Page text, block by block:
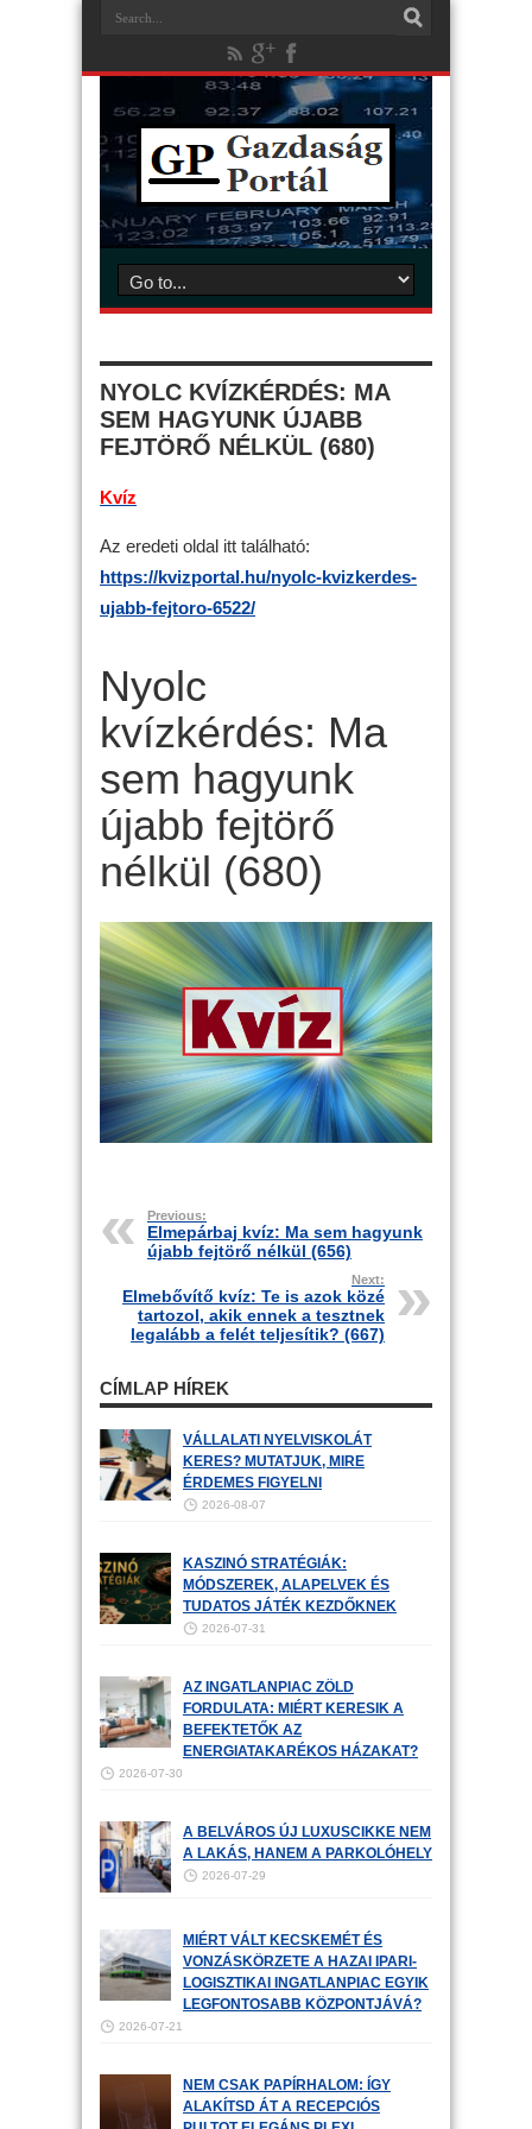
NYOLC KVÍZKÉRDÉS: MA
SEM HAGYUNK ÚJABB
FEJTÖRŐ NÉLKÜL (680)
Kvíz
Az eredeti oldal itt található:
https://kvizportal.hu/nyolc-kvizkerdes-
ujabb-fejtoro-6522/
Nyolc
kvízkérdés: Ma
sem hagyunk
újabb fejtörő
nélkül (680)
Previous:
Elmepárbaj kvíz: Ma sem hagyunk
újabb fejtörő nélkül (656)
Next:
Elmebővítő kvíz: Te is azok közé
tartozol, akik ennek a tesztnek
legalább a felét teljesítik? (667)
CÍMLAP HÍREK
VÁLLALATI NYELVISKOLÁT
KERES? MUTATJUK, MIRE
ÉRDEMES FIGYELNI
2026-08-07
KASZINÓ STRATÉGIÁK:
MÓDSZEREK, ALAPELVEK ÉS
TUDATOS JÁTÉK KEZDŐKNEK
2026-07-31
AZ INGATLANPIAC ZÖLD
FORDULATA: MIÉRT KERESIK A
BEFEKTETŐK AZ
ENERGIATAKARÉKOS HÁZAKAT?
2026-07-30
A BELVÁROS ÚJ LUXUSCIKKE NEM
A LAKÁS, HANEM A PARKOLÓHELY
2026-07-29
MIÉRT VÁLT KECSKEMÉT ÉS
VONZÁSKÖRZETE A HAZAI IPARI-
LOGISZTIKAI INGATLANPIAC EGYIK
LEGFONTOSABB KÖZPONTJÁVÁ?
2026-07-21
NEM CSAK PAPÍRHALOM: ÍGY
ALAKÍTSD ÁT A RECEPCIÓS